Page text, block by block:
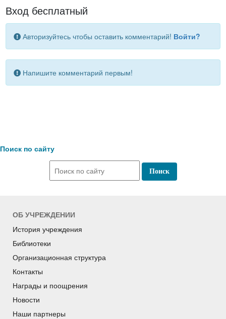
Вход бесплатный
Авторизуйтесь чтобы оставить комментарий! Войти?
Напишите комментарий первым!
Поиск по сайту
ОБ УЧРЕЖДЕНИИ
История учреждения
Библиотеки
Организационная структура
Контакты
Награды и поощрения
Новости
Наши партнеры